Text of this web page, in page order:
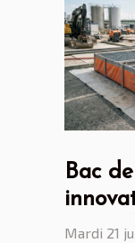
Bac
cœur
Mardi 21